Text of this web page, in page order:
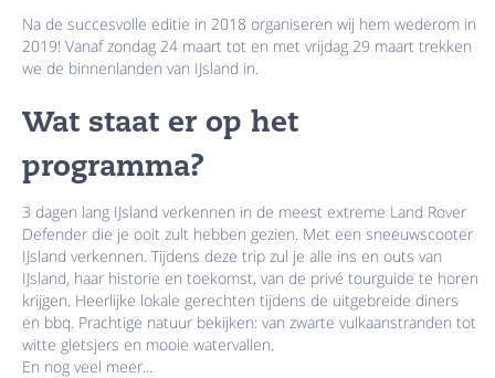
Na de succesvolle editie in 2018 organiseren wij hem wederom in
2019! Vanaf zondag 24 maart tot en met vrijdag 29 maart trekken
we de binnenlanden van IJsland in.
Wat staat er op het
programma?
3 dagen lang IJsland verkennen in de meest extreme Land Rover
Defender die je ooit zult hebben gezien. Met een sneeuwscooter
IJsland verkennen. Tijdens deze trip zul je alle ins en outs van
IJsland, haar historie en toekomst, van de privé tourguide te horen
krijgen. Heerlijke lokale gerechten tijdens de uitgebreide diners
en bbq. Prachtige natuur bekijken: van zwarte vulkaanstranden tot
witte gletsjers en mooie watervallen.
En nog veel meer...